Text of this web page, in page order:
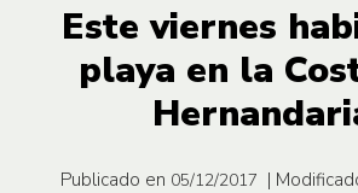
Este viernes
playa en la
Publicado en 05/12/2017 |